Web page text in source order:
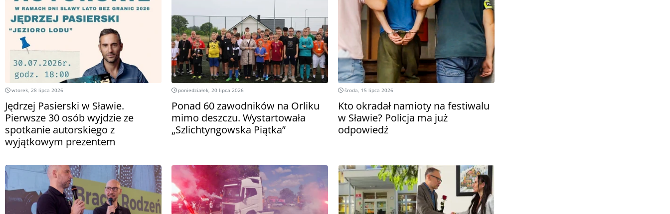
wtorek, 28 lipca 2026
Jędrzej Pasierski w Sławie.
Pierwsze 30 osób wyjdzie ze
spotkanie autorskiego z
wyjątkowym prezentem
poniedziałek, 20 lipca 2026
Ponad 60 zawodników na Orliku
mimo deszczu. Wystartowała
„Szlichtyngowska Piątka”
środa, 15 lipca 2026
Kto okradał namioty na festiwalu
w Sławie? Policja ma już
odpowiedź